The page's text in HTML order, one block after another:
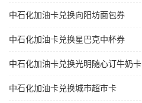
中石化加油卡兑换向阳坊面包券
中石化加油卡兑换星巴克中杯券
中石化加油卡兑换光明随心订牛奶卡
中石化加油卡兑换城市超市卡